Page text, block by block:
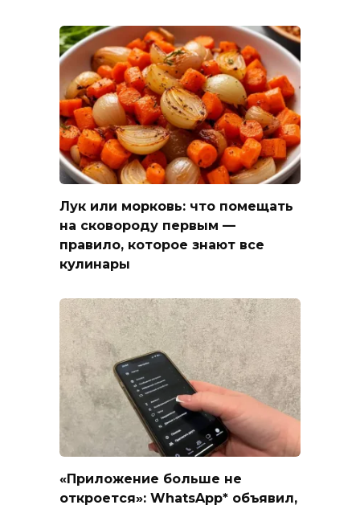
Лук или морковь: что помещать
на сковороду первым —
правило, которое знают все
кулинары
«Приложение больше не
откроется»: WhatsApp* объявил,